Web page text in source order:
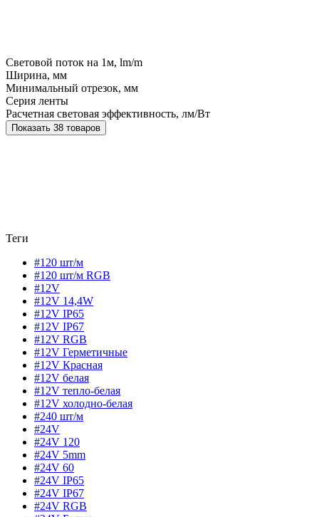
Световой поток на 1м, lm/m
Ширина, мм
Минимальный отрезок, мм
Серия ленты
Расчетная световая эффективность, лм/Вт
Показать 38 товаров
Теги
#120 шт/м
#120 шт/м RGB
#12V
#12V 14,4W
#12V IP65
#12V IP67
#12V RGB
#12V Герметичные
#12V Красная
#12V белая
#12V тепло-белая
#12V холодно-белая
#240 шт/м
#24V
#24V 120
#24V 5mm
#24V 60
#24V IP65
#24V IP67
#24V RGB